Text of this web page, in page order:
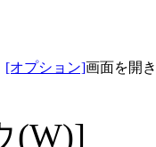
[オプション]画面を開
(W)]